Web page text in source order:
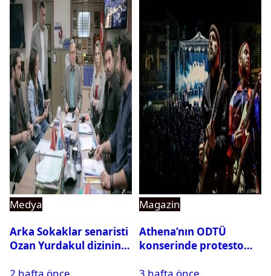
Medya
Arka Sokaklar senaristi
Ozan Yurdakul dizinin
Magazin
Athena’nın ODTÜ
konserinde protesto